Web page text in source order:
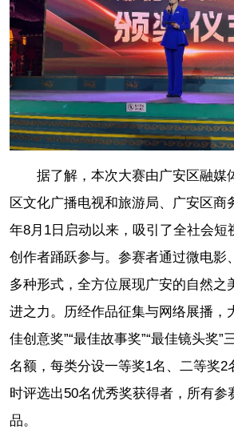
据了解，本次大赛由广安区融媒
区文化广播电视和旅游局、广安区商
年8月1日启动以来，吸引了全社会短
创作者踊跃参与。参赛者通过微电影
多种形式，全方位展现广安的自然之
进之力。历经作品征集与网络展播，
佳创意奖”“最佳故事奖”“最佳镜头奖”
名额，每类分设一等奖1名、二等奖2
时评选出50名优秀奖获得者，所有参
品。